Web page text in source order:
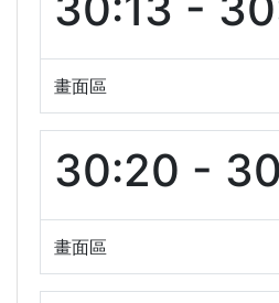
畫面區
30:20 -
畫面區